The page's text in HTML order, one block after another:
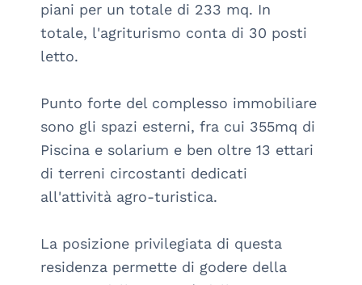
piani per un totale di 233 mq. In
totale, l'agriturismo conta di 30 posti
letto.
Punto forte del complesso immobiliare
sono gli spazi esterni, fra cui 355mq di
Piscina e solarium e ben oltre 13 ettari
di terreni circostanti dedicati
all'attività agro-turistica.
La posizione privilegiata di questa
residenza permette di godere della